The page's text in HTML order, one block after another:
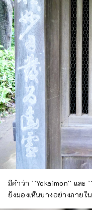
มีคำว่า ``Yokaimon'' แล
ยังมองเห็นบางอย่างภายใ